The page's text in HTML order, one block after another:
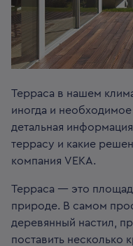
Терраса в нашем
иногда и
детальная
террасу и какие
компания VEKA.
Терраса — это
природе. В самом
деревянный настил,
поставить несколько